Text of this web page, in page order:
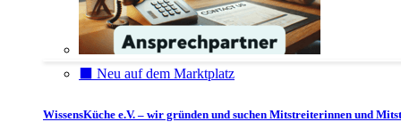
⬛️ Neu auf dem Marktplatz
WissensKüche e.V. – wir gründen und suchen Mitstreiterinnen und